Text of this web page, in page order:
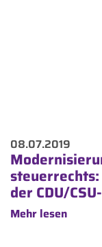
08.07.2019
steuerrechts:
der CDU/
Mehr lesen